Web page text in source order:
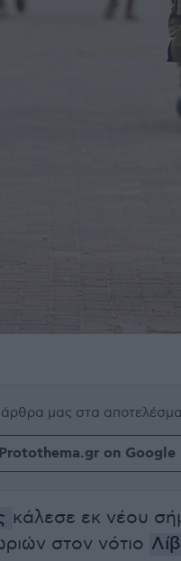
άρθρα μας στα
on Google
κάλεσε εκ νέου
στον νότιο